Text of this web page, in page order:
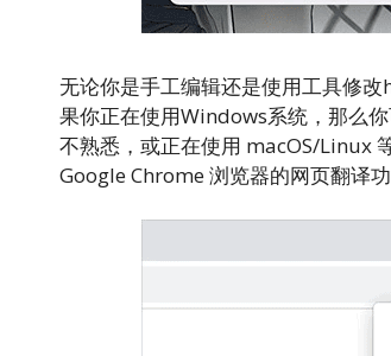
无论你是手工编辑还是使用工具修
果你正在使用Windows系统，那么
不熟悉，或正在使用 macOS/Linux
Google Chrome 浏览器的网页翻译功